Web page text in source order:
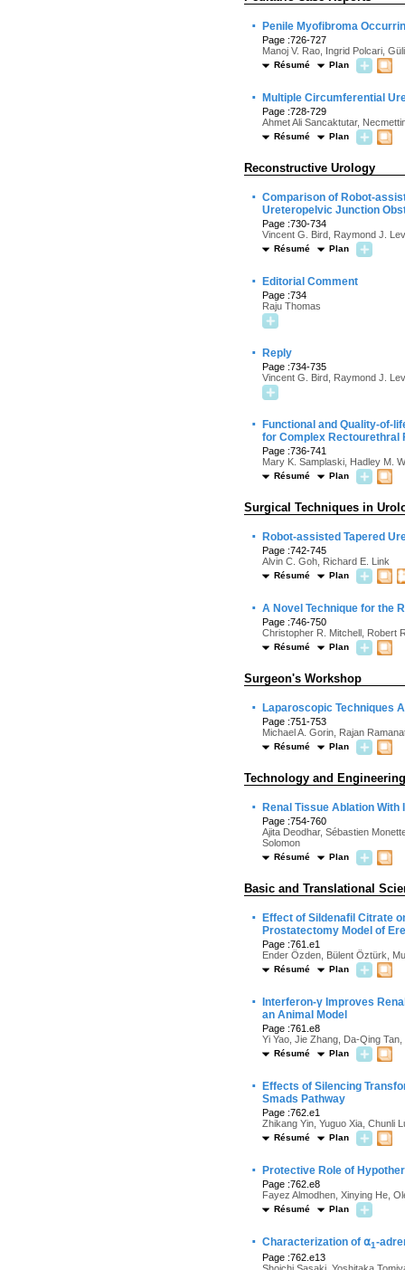
· Penile Myofibroma
Page :726-727
Manoj V. Rao, Ingrid Polcari,
Résumé Plan
· Multiple Circumferential
Page :728-729
Ahmet Ali Sancaktutar,
Résumé Plan
Reconstructive Urology
· Comparison of Robot-
Ureteropelvic Junction
Page :730-734
Vincent G. Bird, Raymond J.
Résumé Plan
· Editorial Comment
Page :734
Raju Thomas
· Reply
Page :734-735
Vincent G. Bird, Raymond J.
·
Functional and Quality-of-
for Complex Rectourethral
Page :736-741
Mary K. Samplaski, Hadley M.
Résumé Plan
Surgical Techniques in
· Robot-assisted Tapered
Page :742-745
Alvin C. Goh, Richard E. Link
Résumé Plan
· A Novel Technique for the
Page :746-750
Christopher R. Mitchell, Robert
Résumé Plan
Surgeon's Workshop
· Laparoscopic Techniques
Page :751-753
Michael A. Gorin, Rajan
Résumé Plan
Technology and Engineering
· Renal Tissue Ablation
Page :754-760
Ajita Deodhar, Sébastien
Solomon
Résumé Plan
Basic and Translational
·
Effect of Sildenafil Citrate
Prostatectomy Model of
Page :761.e1
Ender Özden, Bülent Öztürk,
Résumé Plan
·
Interferon-γ Improves
an Animal Model
Page :761.e8
Yi Yao, Jie Zhang, Da-Qing
Résumé Plan
·
Effects of Silencing
Smads Pathway
Page :762.e1
Zhikang Yin, Yuguo Xia, Chunli
Résumé Plan
· Protective Role of
Page :762.e8
Fayez Almodhen, Xinying He,
Résumé Plan
· Characterization of ⍺1-
Page :762.e13